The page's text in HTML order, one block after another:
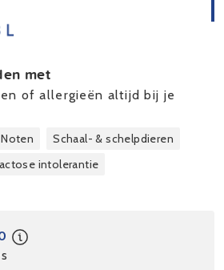
met
of allergieën altijd bij je
Noten
Schaal- & schelpdieren
intolerantie